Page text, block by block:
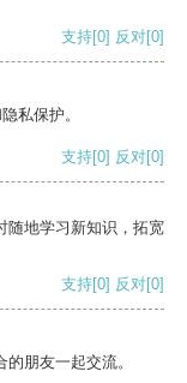
支持[0] 反对[0]
私保护。
支持[0] 反对[0]
随地学习新知识，拓宽
支持[0] 反对[0]
朋友一起交流。